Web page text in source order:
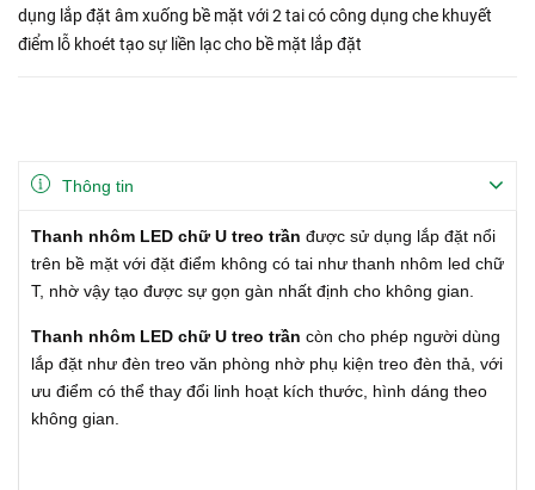
dụng lắp đặt âm xuống bề mặt với 2 tai có công dụng che khuyết
điểm lỗ khoét tạo sự liền lạc cho bề mặt lắp đặt
Thông tin
Thanh nhôm LED chữ U treo trần được sử dụng lắp đặt nổi
trên bề mặt với đặt điểm không có tai như thanh nhôm led chữ
T, nhờ vậy tạo được sự gọn gàn nhất định cho không gian.
Thanh nhôm LED chữ U treo trần còn cho phép người dùng
lắp đặt như đèn treo văn phòng nhờ phụ kiện treo đèn thả, với
ưu điểm có thể thay đổi linh hoạt kích thước, hình dáng theo
không gian.